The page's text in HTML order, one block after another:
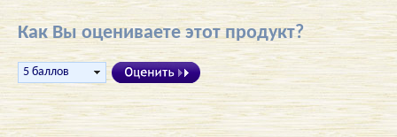
Как Вы оцениваете этот продукт?